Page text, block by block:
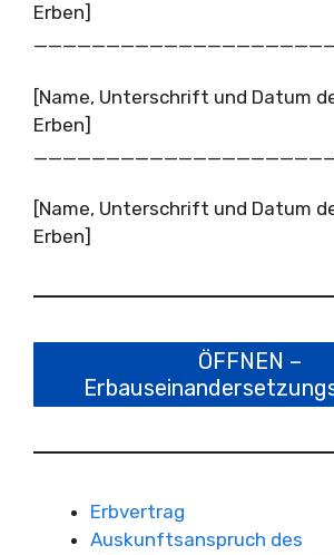
Erben]
[Name, Unterschrift und Datum
Erben]
[Name, Unterschrift und Datum
Erben]
ÖFFNEN –
Erbvertrag
Auskunftsanspruch des